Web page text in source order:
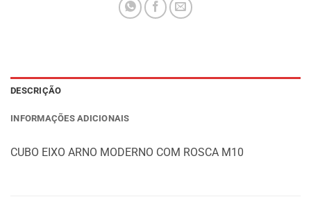
DESCRIÇÃO
INFORMAÇÕES ADICIONAIS
CUBO EIXO ARNO MODERNO COM ROSCA M10